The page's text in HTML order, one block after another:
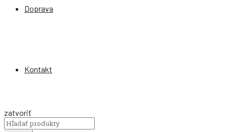
Doprava
Kontakt
zatvoriť
Search